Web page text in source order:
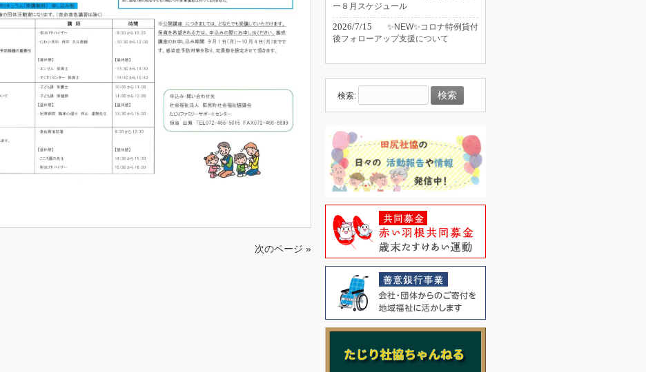
次のページ »
ー８月スケジュール
2026/7/15
✨NEW✨コロナ特例貸付
後フォローアップ支援について
検索: